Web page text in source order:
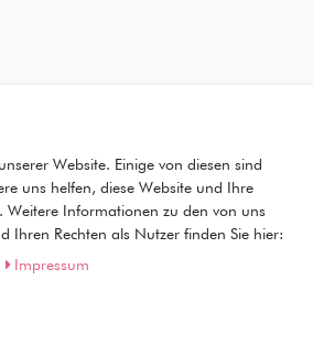
Website. Einige von diesen sind
uns helfen, diese Website und Ihre
Weitere Informationen zu den von uns
Ihren Rechten als Nutzer finden Sie hier:
Impressum